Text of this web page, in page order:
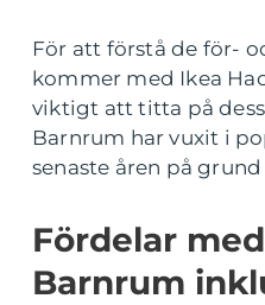
För att förstå de för-
kommer med Ikea
viktigt att titta på
Barnrum har vuxit i
senaste åren på
Fördelar
Barnrum